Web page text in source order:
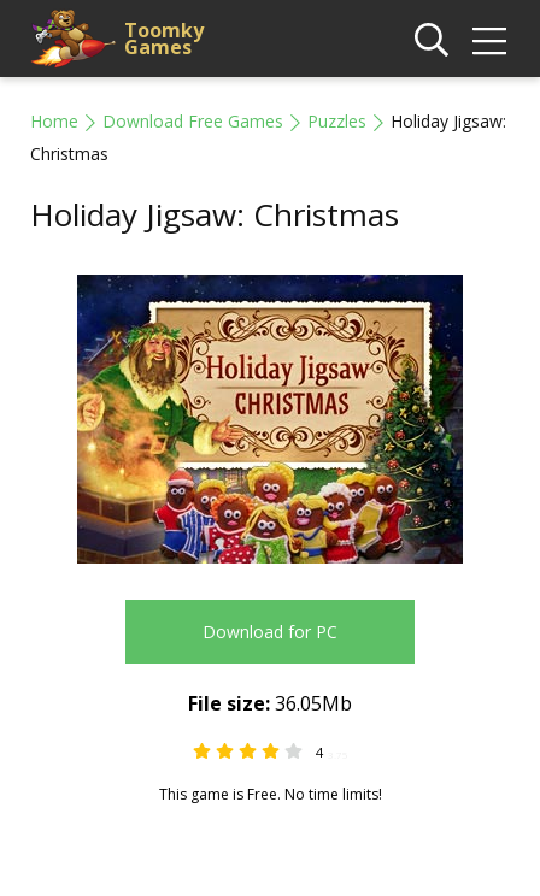
Toomky
Games
Home Download Free Games Puzzles
Holiday Jigsaw:
Christmas
Holiday Jigsaw: Christmas
Download for PC
4
This game is Free. No time limits!
File size:36.05Mb